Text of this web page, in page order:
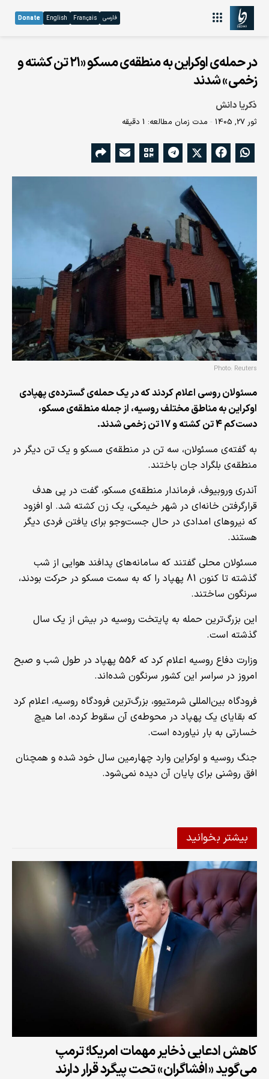
فارسی Français
English
Donate
در حمله‌ی اوکراین به منطقه‌ی مسکو «۲۱ تن کشته و
زخمی» شدند
ذکریا دانش
ثور 27, 1405 مدت زمان مطالعه: 1 دقیقه
Photo: Reuters
مسئولان روسی اعلام کردند که در یک حمله‌ی گسترده‌ی پهپادی
اوکراین به مناطق مختلف روسیه، از جمله منطقه‌ی مسکو،
دست‌کم 4 تن کشته و 17 تن زخمی شدند.
به گفته‌ی مسئولان، سه تن در منطقه‌ی مسکو و یک تن دیگر در
منطقه‌ی بلگراد جان باختند.
آندری وروبیوف، فرماندار منطقه‌ی مسکو، گفت در پی هدف
قرارگرفتن خانه‌ای در شهر خیمکی، یک زن کشته شد. او افزود
که نیروهای امدادی در حال جست‌وجو برای یافتن فردی دیگر
هستند.
مسئولان محلی گفتند که سامانه‌های پدافند هوایی از شب
گذشته تا کنون 81 پهپاد را که به سمت مسکو در حرکت بودند،
سرنگون ساختند.
این بزرگ‌ترین حمله‌ به پایتخت روسیه در بیش از یک سال
گذشته است.
وزارت دفاع روسیه اعلام کرد که 556 پهپاد در طول شب و صبح
امروز در سراسر این کشور سرنگون شده‌اند.
فرودگاه بین‌المللی شرمتیوو، بزرگ‌ترین فرودگاه روسیه، اعلام کرد
که بقایای یک پهپاد در محوطه‌ی آن سقوط کرده، اما هیچ
خسارتی به بار نیاورده است.
جنگ روسیه و اوکراین وارد چهارمین سال خود شده و همچنان
افق روشنی برای پایان آن دیده نمی‌شود.
بیشتر بخوانید
کاهش ادعایی ذخایر مهمات امریکا؛ ترمپ
می‌گوید «افشاگران» تحت پیگرد قرار دارند